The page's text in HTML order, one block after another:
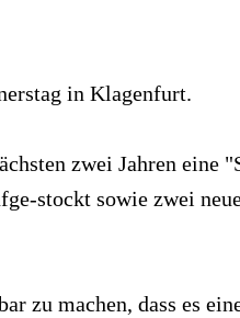
in Klagenfurt.
zwei Jahren eine
stockt sowie zwei
zu machen, dass es